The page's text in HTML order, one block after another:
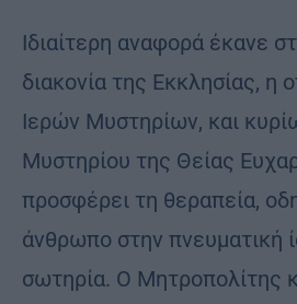
Ιδιαίτερη αναφορά έκανε
διακονία της Εκκλησίας, η
Ιερών Μυστηρίων, και
Μυστηρίου της Θείας
προσφέρει τη θεραπεία,
άνθρωπο στην πνευματική
σωτηρία. Ο Μητροπολίτης